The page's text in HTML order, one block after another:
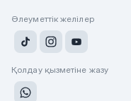
Әлеуметтік желілер
Қолдау қызметіне жазу